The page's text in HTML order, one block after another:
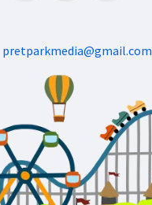
pretparkmedia@gmail.com